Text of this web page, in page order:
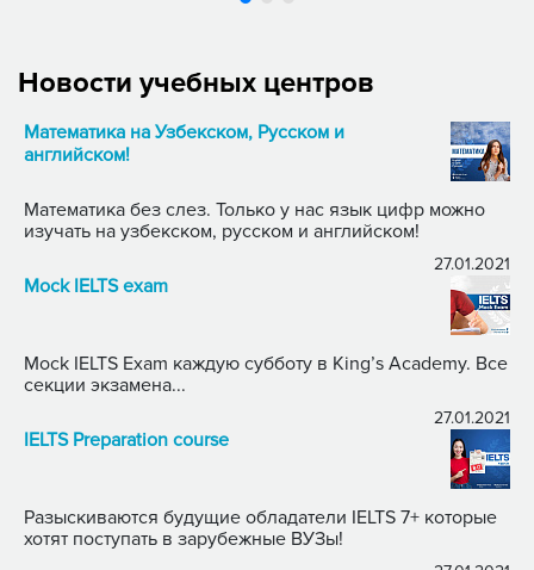
Новости учебных центров
Математика на Узбекском, Русском и
английском!
Математика без слез. Только у нас язык цифр можно
изучать на узбекском, русском и английском!
27.01.2021
Mock IELTS exam
Mock IELTS Exam каждую субботу в King’s Academy. Все
секции экзамена...
27.01.2021
IELTS Preparation course
Разыскиваются будущие обладатели IELTS 7+ которые
хотят поступать в зарубежные ВУЗы!